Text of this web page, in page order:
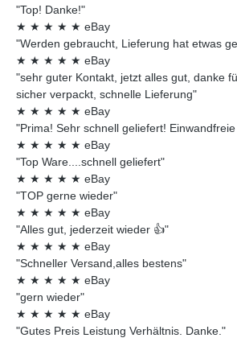
"Top! Danke!"
★ ★ ★ ★ ★ eBay
"Werden gebraucht, Lieferung hat etwas
★ ★ ★ ★ ★ eBay
"sehr guter Kontakt, jetzt alles gut, danke
sicher verpackt, schnelle Lieferung"
★ ★ ★ ★ ★ eBay
"Prima! Sehr schnell geliefert!
★ ★ ★ ★ ★ eBay
"Top Ware....schnell geliefert"
★ ★ ★ ★ ★ eBay
"TOP gerne wieder"
★ ★ ★ ★ ★ eBay
"Alles gut, jederzeit wieder 👍"
★ ★ ★ ★ ★ eBay
"Schneller Versand,alles bestens"
★ ★ ★ ★ ★ eBay
"gern wieder"
★ ★ ★ ★ ★ eBay
"Gutes Preis Leistung Verhältnis. Danke."